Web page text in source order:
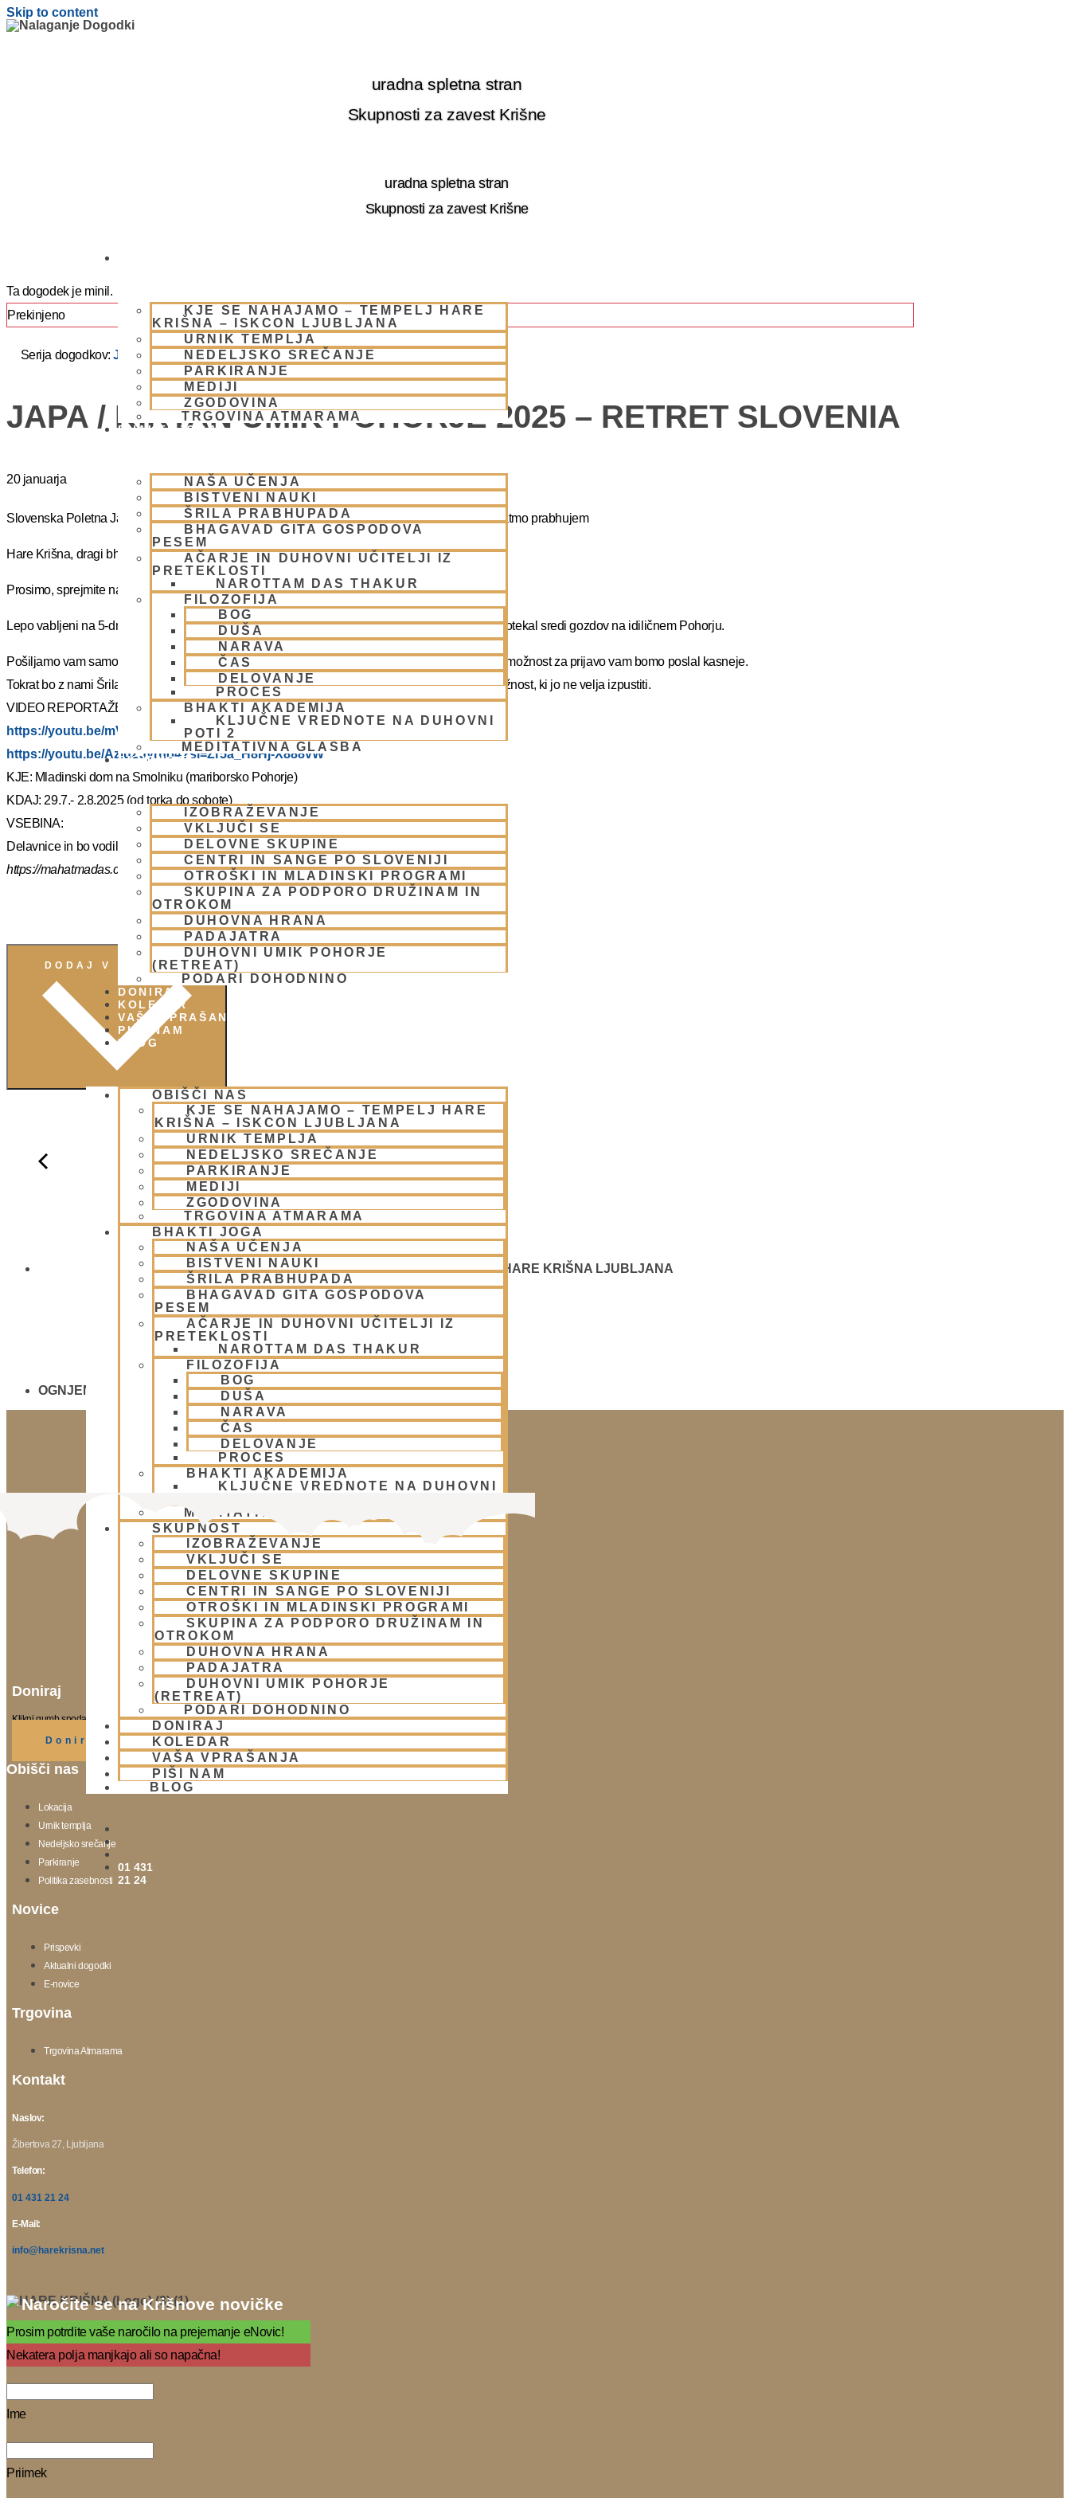
Skip to content
uradna spletna stran
Skupnosti za zavest Krišne
uradna spletna stran
Skupnosti za zavest Krišne
KJE SE NAHAJAMO – TEMPELJ HARE
KRIŠNA – ISKCON LJUBLJANA
URNIK TEMPLJA
NEDELJSKO SREČANJE
PARKIRANJE
MEDIJI
ZGODOVINA
TRGOVINA ATMARAMA
BHAKTI JOGA
NAŠA UČENJA
BISTVENI NAUKI
ŠRILA PRABHUPADA
BHAGAVAD GITA GOSPODOVA
PESEM
AČARJE IN DUHOVNI UČITELJI IZ
PRETEKLOSTI
NAROTTAM DAS THAKUR
FILOZOFIJA
BOG
DUŠA
NARAVA
ČAS
DELOVANJE
PROCES
BHAKTI AKADEMIJA
KLJUČNE VREDNOTE NA DUHOVNI
POTI 2
MEDITATIVNA GLASBA
SKUPNOST
IZOBRAŽEVANJE
VKLJUČI SE
DELOVNE SKUPINE
CENTRI IN SANGE PO SLOVENIJI
OTROŠKI IN MLADINSKI PROGRAMI
SKUPINA ZA PODPORO DRUŽINAM IN
OTROKOM
DUHOVNA HRANA
PADAJATRA
DUHOVNI UMIK POHORJE
(RETREAT)
PODARI DOHODNINO
DONIRAJ
KOLEDAR
VAŠA VPRAŠANJA
PIŠI NAM
BLOG
OBIŠČI NAS
KJE SE NAHAJAMO – TEMPELJ HARE
KRIŠNA – ISKCON LJUBLJANA
URNIK TEMPLJA
NEDELJSKO SREČANJE
PARKIRANJE
MEDIJI
ZGODOVINA
TRGOVINA ATMARAMA
BHAKTI JOGA
NAŠA UČENJA
BISTVENI NAUKI
ŠRILA PRABHUPADA
BHAGAVAD GITA GOSPODOVA
PESEM
AČARJE IN DUHOVNI UČITELJI IZ
PRETEKLOSTI
NAROTTAM DAS THAKUR
FILOZOFIJA
BOG
DUŠA
NARAVA
ČAS
DELOVANJE
PROCES
BHAKTI AKADEMIJA
KLJUČNE VREDNOTE NA DUHOVNI
MEDITATIVNA GLASBA
SKUPNOST
IZOBRAŽEVANJE
VKLJUČI SE
DELOVNE SKUPINE
CENTRI IN SANGE PO SLOVENIJI
OTROŠKI IN MLADINSKI PROGRAMI
SKUPINA ZA PODPORO DRUŽINAM IN
OTROKOM
DUHOVNA HRANA
PADAJATRA
DUHOVNI UMIK POHORJE
(RETREAT)
PODARI DOHODNINO
DONIRAJ
KOLEDAR
VAŠA VPRAŠANJA
PIŠI NAM
BLOG
01 431
21 24
Ta dogodek je minil.
Prekinjeno
Serija dogodkov:JAPA / KIRTAN UMIK POHORJE 2025 – RETRET SLOVENIA
JAPA / KIRTAN UMIK POHORJE 2025 – RETRET SLOVENIA
20 januarja
Slovenska Poletna Jatra vas vabi na DUHOVNI UMIK 2025 – »Japa duhovni umik z NM Mahatmo prabhujem
Hare Krišna, dragi bhakte!
Prosimo, sprejmite naše ponižno spoštovanje! Vsa slava Šrila Prabhupadu!
Lepo vabljeni na 5-dnevno nepozabno transcendentalno izkušnjo na DUHOVNI UMIK, ki bo potekal sredi gozdov na idiličnem Pohorju.
Pošiljamo vam samo osnovno informacijo tako da si lahko rezervirate dopust. Več podatkov in možnost za prijavo vam bomo poslal kasneje.
Tokrat bo z nami Šrila Prabhupadov učenec, duhovni učitelj NM Mahatma prabhu. Redka priložnost, ki jo ne velja izpustiti.
VIDEO REPORTAŽE IZ PREJŠNIH UMIKOV – KLIKNI 🙂
https://youtu.be/mVmx_h4mTCc?si=iYB7KXEdqz7Nz2is
https://youtu.be/AziuZJyrho4?si=Zr5a_H8Hj-X888vW
KJE: Mladinski dom na Smolniku (mariborsko Pohorje)
KDAJ: 29.7.- 2.8.2025 (od torka do sobote)
VSEBINA:
Delavnice in bo vodil, Šrila Prabhupadov učenec NM Mahatma prabhu
https://mahatmadas.com
NEDELJSKO SREČANJE - CENTER HARE KRIŠNA LJUBLJANA
OGNJENO ŽRTVOVANJE - NARASIMHA JAGJA - VSAKO SOBOTO
Doniraj
Klikni gumb spodaj.
Doniraj
Obišči nas
Lokacija
Urnik templja
Nedeljsko srečanje
Parkiranje
Politika zasebnosti
Novice
Prispevki
Aktualni dogodki
E-novice
Trgovina
Trgovina Atmarama
Kontakt
Naslov:
Žibertova 27, Ljubljana
Telefon:
01 431 21 24
E-Mail:
info@harekrisna.net
Naročite se na Krišnove novičke
Prosim potrdite vaše naročilo na prejemanje eNovic!
Nekatera polja manjkajo ali so napačna!
Ime
Priimek